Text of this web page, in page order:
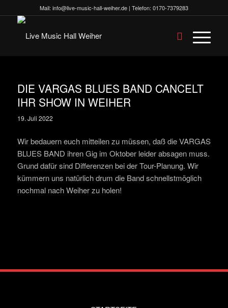
Mail: info@live-music-hall-weiher.de| Telefon: 0170-7379283
DIE VARGAS BLUES BAND CANCELT
IHR SHOW IN WEIHER
19. Juli 2022
Wir bedauern euch mitteilen zu müssen, daß die VARGAS
BLUES BAND ihren Gig im Oktober leider absagen muss.
Grund dafür sind Differenzen bei der Tour-Planung. Wir
kümmern uns natürlich drum die Band schnellstmöglich
nochmal nach Weiher zu holen!